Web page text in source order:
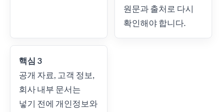
원문과 출처로 다시
확인해야 합니다.
핵심 3
공개 자료, 고객 정보,
회사 내부 문서는
넣기 전에 개인정보와